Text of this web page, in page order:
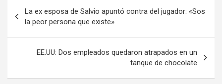
k
p
ail
ar
tir
de
entradas
La ex esposa de Salvio apuntó contra del jugador: «Sos
la peor persona que existe»
EE.UU: Dos empleados quedaron atrapados en un
tanque de chocolate